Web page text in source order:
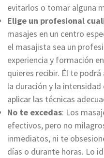
evitarlos o tomar alguna
Elige un profesional
masajes en un centro
el masajista sea un
experiencia y formación
quieres recibir. Él te
la duración y la
aplicar las técnicas
No te excedas: Los
efectivos, pero no
inmediatos, ni te
días o durante horas. Lo